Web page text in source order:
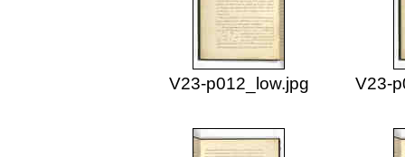
V23-p012_low.jpg V23-